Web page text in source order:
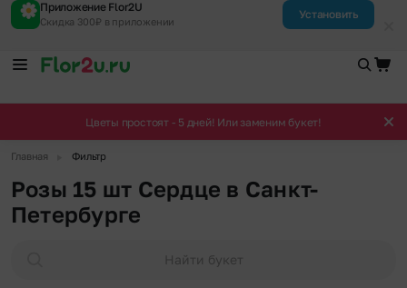
Приложение Flor2U
Скидка 300₽ в приложении
Установить
Цветы простоят - 5 дней! Или заменим букет!
Главная Фильтр
Розы 15 шт Сердце в Санкт-
Петербурге
Найти букет